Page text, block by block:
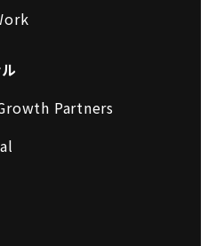
Partners